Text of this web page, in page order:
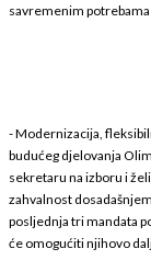
savremenim
- Modernizacija,
budućeg djelovanja
sekretaru na izboru i
zahvalnost
posljednja tri mandata
će omogućiti njihovo